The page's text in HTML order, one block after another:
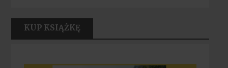
KUP KSIĄŻKĘ